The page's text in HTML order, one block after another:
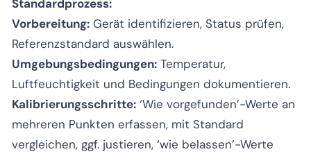
Standardprozess:
Vorbereitung: Gerät identifizieren, Status prüfen,
Referenzstandard auswählen.
Umgebungsbedingungen: Temperatur,
Luftfeuchtigkeit und Bedingungen dokumentieren.
Kalibrierungsschritte: ‘Wie vorgefunden’-Werte an
mehreren Punkten erfassen, mit Standard
vergleichen, ggf. justieren, ‘wie belassen’-Werte